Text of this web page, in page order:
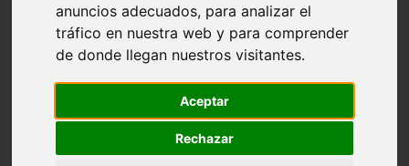
anuncios adecuados, para analizar el
tráfico en nuestra web y para comprender
de donde llegan nuestros visitantes.
Aceptar
Rechazar
Córdoba - almedinilla
Navarra - zangoza
Cantabria - arenas-de-iguña
Barcelona - la-pobla-de-lillet
Murcia - cartagena
Madrid - nuevo-baztán